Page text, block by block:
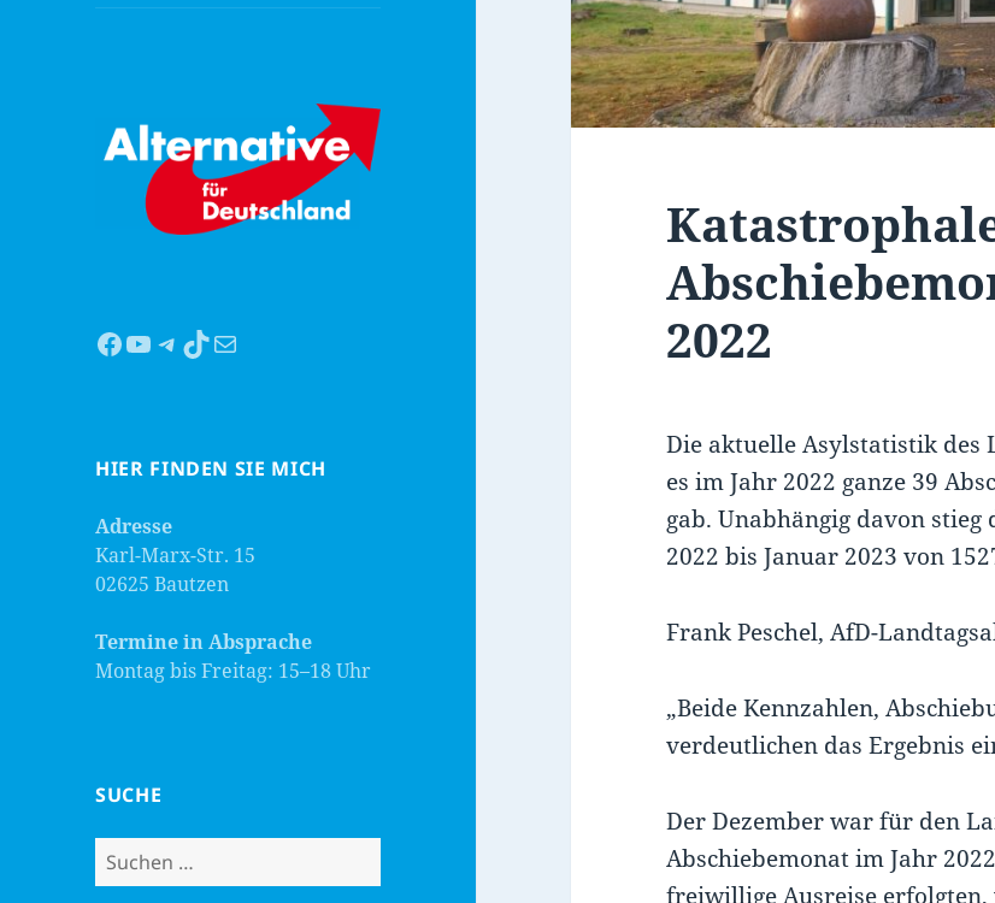
Facebook
YouTube
Telegram
TikTok
Mail
HIER FINDEN SIE MICH
Adresse
Karl-Marx-Str. 15
02625 Bautzen
Termine in Absprache
Montag bis Freitag: 15–18 Uhr
SUCHE
Suchen
nach:
2022
Die aktuelle Asylstatistik des
es im Jahr 2022 ganze 39
gab. Unabhängig davon
2022 bis Januar 2023 von
Frank Peschel, AfD-
„Beide Kennzahlen,
verdeutlichen das Ergebnis
Der Dezember war für den
Abschiebemonat im Jahr
freiwillige Ausreise